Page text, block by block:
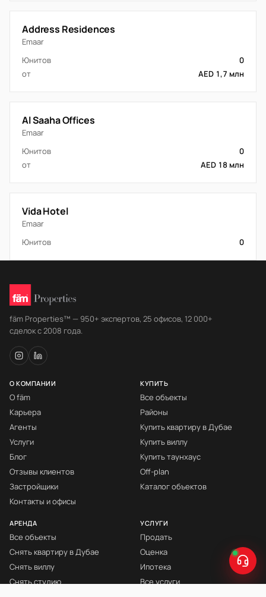
Address Residences
Emaar
Юнитов
0
от
AED 1,7 млн
Al Saaha Offices
Emaar
Юнитов
0
от
AED 18 млн
Vida Hotel
Emaar
Юнитов
0
fäm Properties™ — 950+ экспертов, 25 офисов, 12 000+
сделок с 2008 года.
О КОМПАНИИ
О fäm
Карьера
Агенты
Услуги
Блог
Отзывы клиентов
Застройщики
Контакты и офисы
КУПИТЬ
Все объекты
Районы
Купить квартиру в Дубае
Купить виллу
Купить таунхаус
Off-plan
Каталог объектов
АРЕНДА
Все объекты
Снять квартиру в Дубае
Снять виллу
Снять студию
УСЛУГИ
Продать
Оценка
Ипотека
Все услуги